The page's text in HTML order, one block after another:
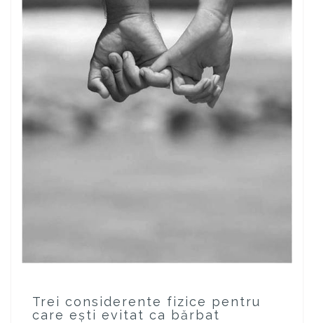
Trei considerente fizice pentru
care ești evitat ca bărbat